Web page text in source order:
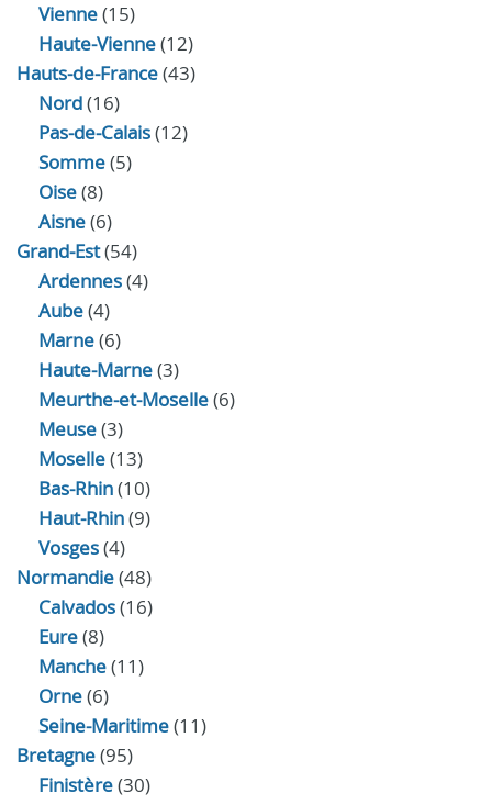
Vienne(15)
Haute-Vienne(12)
Hauts-de-France(43)
Nord(16)
Pas-de-Calais(12)
Somme(5)
Oise(8)
Aisne(6)
Grand-Est(54)
Ardennes(4)
Aube(4)
Marne(6)
Haute-Marne(3)
Meurthe-et-Moselle(6)
Meuse(3)
Moselle(13)
Bas-Rhin(10)
Haut-Rhin(9)
Vosges(4)
Normandie(48)
Calvados(16)
Eure(8)
Manche(11)
Orne(6)
Seine-Maritime(11)
Bretagne(95)
Finistère(30)